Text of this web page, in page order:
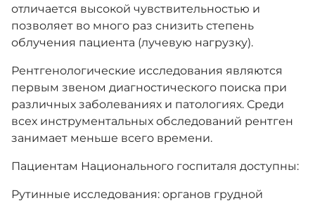
отличается высокой чувствительностью и
позволяет во много раз снизить степень
облучения пациента (лучевую нагрузку).
Рентгенологические исследования являются
первым звеном диагностического поиска при
различных заболеваниях и патологиях. Среди
всех инструментальных обследований рентген
занимает меньше всего времени.
Пациентам Национального госпиталя доступны:
Рутинные исследования: органов грудной